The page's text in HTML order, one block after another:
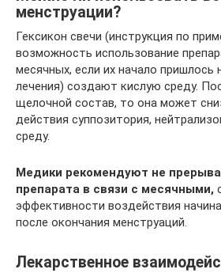
менструации?
Гексикон свечи (инструкция по
возможность использование
месячных, если их начало пришлось
лечения) создают кислую среду.
щелочной состав, то она может
действия суппозитория,
среду.
Медики рекомендуют не
препарата в связи с месячными,
эффективности воздействия
после окончания менструаций.
Лекарственное